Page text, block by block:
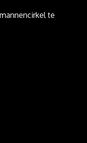
te